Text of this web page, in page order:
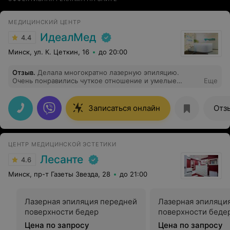
МЕДИЦИНСКИЙ ЦЕНТР
4.4 ИдеалМед
Минск, ул. К. Цеткин, 16 до 20:00
Отзыв. Делала многократно лазерную эпиляцию.
Очень понравились чуткое отношение и умелые
процедура не из приятных, но благодаря советам и
умению мастеров она проходила терпимо и менее
болезненно. Положительный результат был очевиден.
Так получалось, что попадала всегда к разным
специалистам, но не разочаровалась ни в ком. Все
и впредь пользоваться услугами этого центра.
Еще
Записаться онлайн
ЦЕНТР МЕДИЦИНСКОЙ ЭСТЕТИКИ
4.6 Лесанте
Минск, пр-т Газеты Звезда, 28 до 21:00
Лазерная эпиляция передней
поверхности бедер
Цена по запросу
Лазерная
поверхности
Цена по запросу